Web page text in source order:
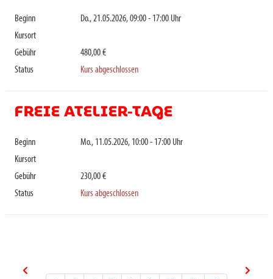
Beginn
Do., 21.05.2026, 09:00 - 17:00 Uhr
Kursort
Gebühr
480,00 €
Status
Kurs abgeschlossen
FREIE ATELIER-TAGE
Beginn
Mo., 11.05.2026, 10:00 - 17:00 Uhr
Kursort
Gebühr
230,00 €
Status
Kurs abgeschlossen